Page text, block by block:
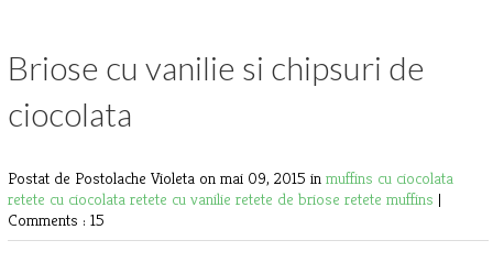
Briose cu vanilie si chipsuri de
ciocolata
Postat de Postolache Violeta on mai 09, 2015 in muffins cu ciocolata
retete cu ciocolata retete cu vanilie retete de briose retete muffins |
Comments : 15